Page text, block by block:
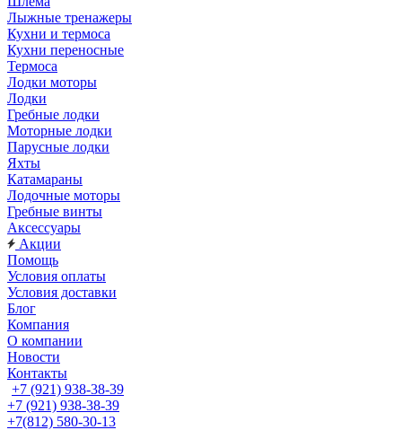
Лыжные тренажеры
Кухни и термоса
Кухни переносные
Термоса
Лодки моторы
Лодки
Гребные лодки
Моторные лодки
Парусные лодки
Яхты
Катамараны
Лодочные моторы
Гребные винты
Аксессуары
Акции
Помощь
Условия оплаты
Условия доставки
Блог
Компания
О компании
Новости
Контакты
+7 (921) 938-38-39
+7 (921) 938-38-39
+7(812) 580-30-13